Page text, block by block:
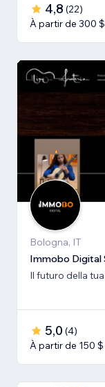
4,8 (22)
À partir de 300 $
Bologna, IT
Immobo Digital
Il futuro della
5,0 (4)
À partir de 150 $